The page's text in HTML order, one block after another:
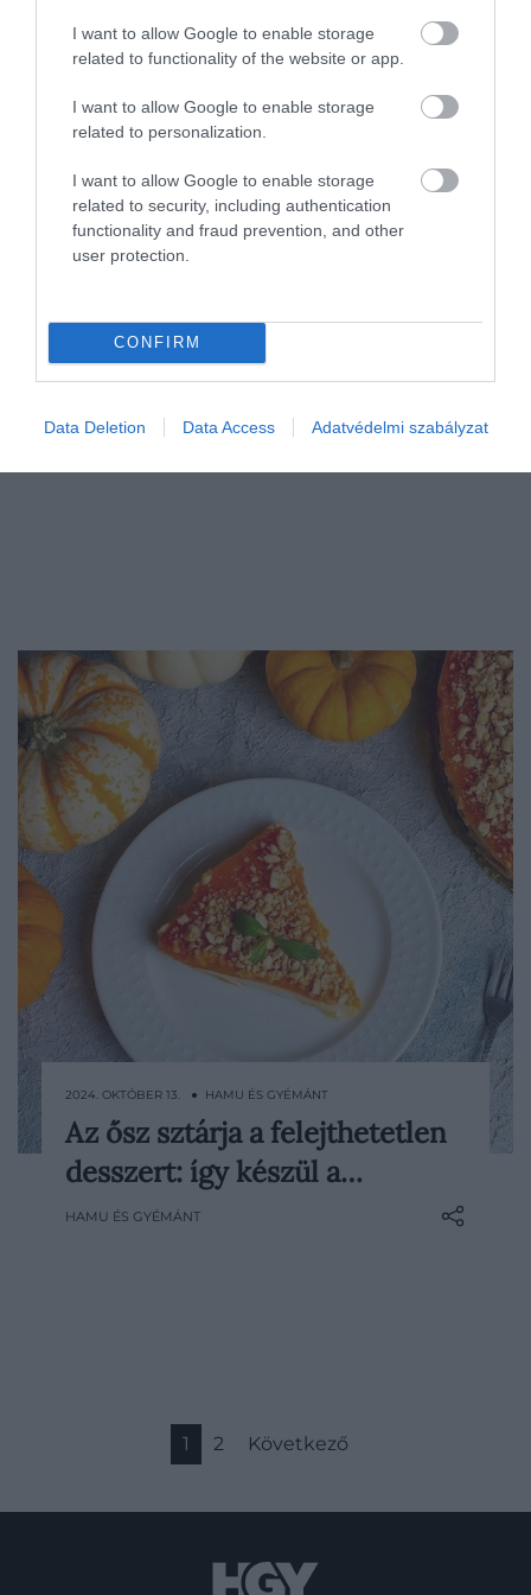
I want to allow Google to enable storage
related to functionality of the website or app.
I want to allow Google to enable storage
related to personalization.
I want to allow Google to enable storage
related to security, including authentication
functionality and fraud prevention, and other
user protection.
CONFIRM
Data Deletion Data Access Adatvédelmi szabályzat
elkészíthető. Főzhetünk belőle
krémlevest vagy egy laktató, finom
desszert készülhet belőle. A halloweeni…
A sajttorta önmagában is fantasztikus
édesség, ám a sütőtökös változata az őszi
hónapoknak köszönhetően egyre
2024. OKTÓBER 13. ● HAMU ÉS GYÉMÁNT
Az ősz sztárja a felejthetetlen
desszert: így készül a…
HAMU ÉS GYÉMÁNT
1 2 Következő